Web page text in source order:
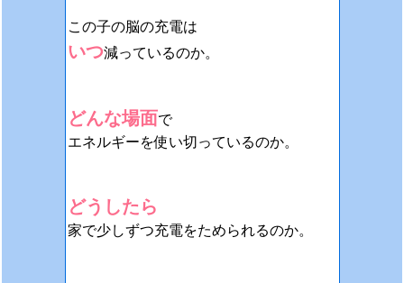
この子の脳の充電は
いつ減っているのか。
どんな場面で
エネルギーを使い切っているのか。
どうしたら
家で少しずつ充電をためられるのか。